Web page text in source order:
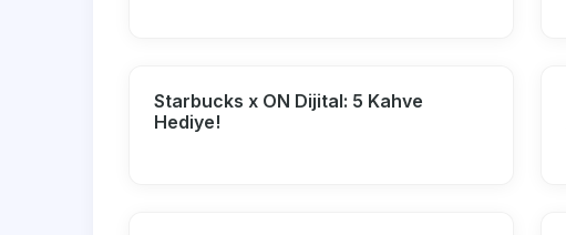
Starbucks x ON Dijital: 5 Kahve
Hediye!